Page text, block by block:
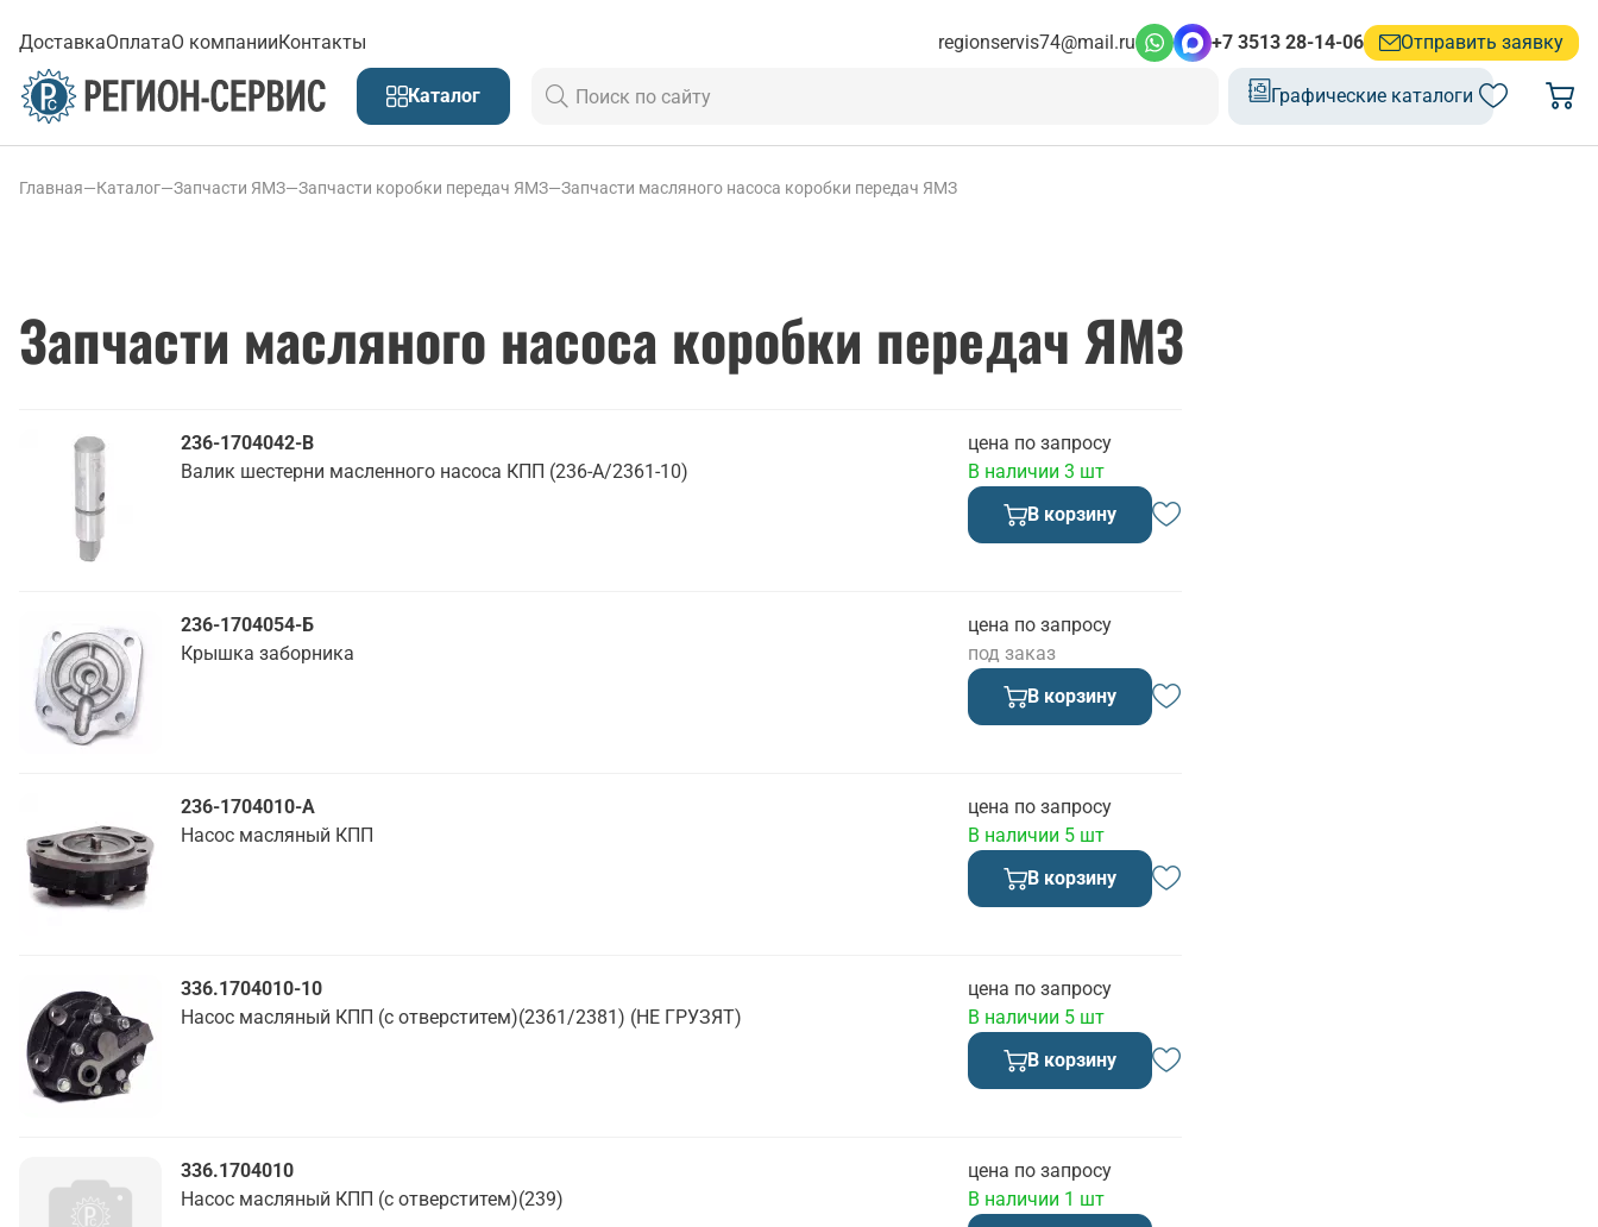
ДоставкаОплатаО компанииКонтакты regionservis74@mail.ru +7 3513 28-14-06 Отправить заявку
Каталог Графические каталоги
Главная—Каталог—Запчасти ЯМЗ—Запчасти коробки передач ЯМЗ—Запчасти масляного насоса коробки передач ЯМЗ
Запчасти масляного насоса коробки передач ЯМЗ
236-1704042-В
Валик шестерни масленного насоса КПП (236-А/2361-10)
цена по запросу
В наличии 3 шт
В корзину
236-1704054-Б
Крышка заборника
цена по запросу
под заказ
В корзину
236-1704010-А
Насос масляный КПП
цена по запросу
В наличии 5 шт
В корзину
336.1704010-10
Насос масляный КПП (с отверститем)(2361/2381) (НЕ ГРУЗЯТ)
цена по запросу
В наличии 5 шт
В корзину
336.1704010
Насос масляный КПП (с отверститем)(239)
цена по запросу
В наличии 1 шт